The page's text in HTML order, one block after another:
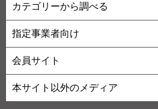
カテゴリーから調べる
指定事業者向け
会員サイト
本サイト以外のメディア